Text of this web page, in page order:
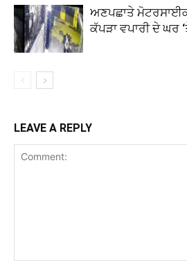
ਅਣਪਛਾਤੇ
ਕੱਪੜਾ ਵਪਾਰੀ ਦੇ ਘਰ
LEAVE A REPLY